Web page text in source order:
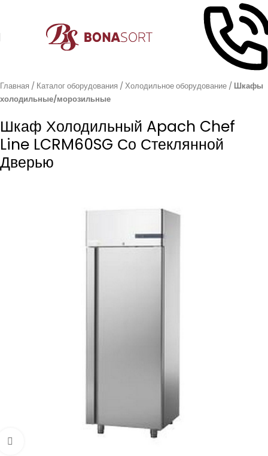
Главная Каталог оборудования Холодильное оборудование
Шкафы
холодильные/морозильные
Шкаф Холодильный Apach Chef
Line LCRM60SG Со Стеклянной
Дверью